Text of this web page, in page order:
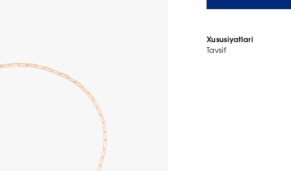
Xususiyatlari
Tavsif